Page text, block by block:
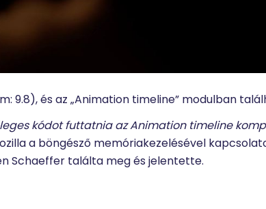
9.8), és az „Animation timeline” modulban
kódot futtatnia az Animation timeline
a böngésző memóriakezelésével
Schaeffer találta meg és jelentette.